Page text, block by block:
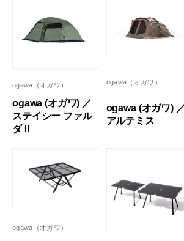
ogawa（オガワ）
ogawa (オガワ) ／
ステイシー ファル
ダⅡ
ogawa（オガワ）
ogawa (オガワ)
アルテミス
ogawa（オガワ）